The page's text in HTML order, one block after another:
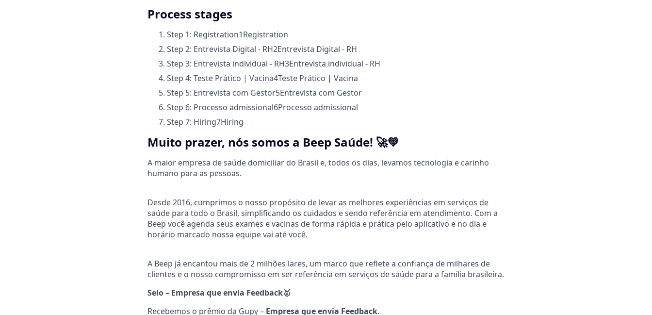
Process stages
Step 1: Registration1Registration
Step 2: Entrevista Digital - RH2Entrevista Digital - RH
Step 3: Entrevista individual - RH3Entrevista individual - RH
Step 4: Teste Prático | Vacina4Teste Prático | Vacina
Step 5: Entrevista com Gestor5Entrevista com Gestor
Step 6: Processo admissional6Processo admissional
Step 7: Hiring7Hiring
Muito prazer, nós somos a Beep Saúde! 🚀💚
A maior empresa de saúde domiciliar do Brasil e, todos os dias, levamos tecnologia e carinho
humano para as pessoas.
Desde 2016, cumprimos o nosso propósito de levar as melhores experiências em serviços de
saúde para todo o Brasil, simplificando os cuidados e sendo referência em atendimento. Com a
Beep você agenda seus exames e vacinas de forma rápida e prática pelo aplicativo e no dia e
horário marcado nossa equipe vai até você.
A Beep já encantou mais de 2 milhões lares, um marco que reflete a confiança de milhares de
clientes e o nosso compromisso em ser referência em serviços de saúde para a família brasileira.
Selo – Empresa que envia Feedback🥇
Recebemos o prêmio da Gupy – Empresa que envia Feedback.